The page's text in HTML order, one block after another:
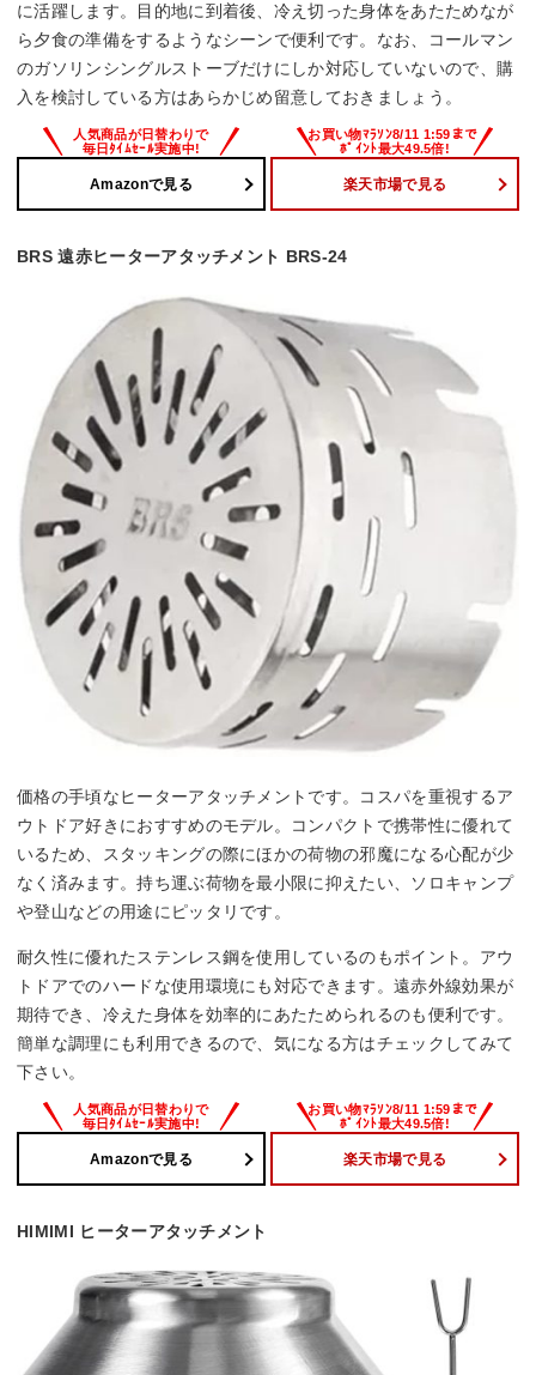
に活躍します。目的地に到着後、冷え切った身体をあたためなが
ら夕食の準備をするようなシーンで便利です。なお、コールマン
のガソリンシングルストーブだけにしか対応していないので、購
入を検討している方はあらかじめ留意しておきましょう。
Amazonで見る 楽天市場で見る
BRS 遠赤ヒーターアタッチメント BRS-24
価格の手頃なヒーターアタッチメントです。コスパを重視するア
ウトドア好きにおすすめのモデル。コンパクトで携帯性に優れて
いるため、スタッキングの際にほかの荷物の邪魔になる心配が少
なく済みます。持ち運ぶ荷物を最小限に抑えたい、ソロキャンプ
や登山などの用途にピッタリです。
耐久性に優れたステンレス鋼を使用しているのもポイント。アウ
トドアでのハードな使用環境にも対応できます。遠赤外線効果が
期待でき、冷えた身体を効率的にあたためられるのも便利です。
簡単な調理にも利用できるので、気になる方はチェックしてみて
下さい。
Amazonで見る 楽天市場で見る
HIMIMI ヒーターアタッチメント